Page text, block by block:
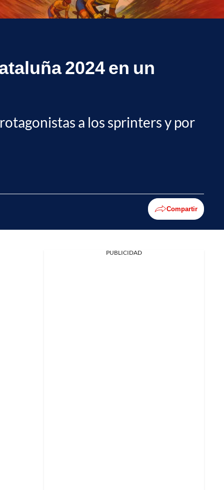
2024 en un
a los sprinters y por
Compartir
PUBLICIDAD